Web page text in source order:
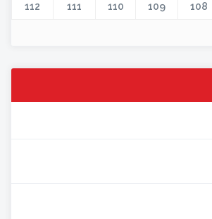
108
109
110
111
112